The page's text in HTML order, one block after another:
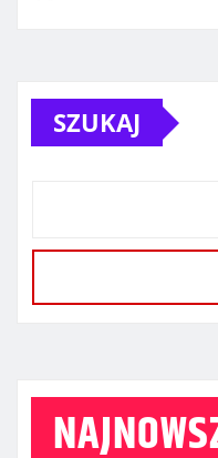
SZUKAJ